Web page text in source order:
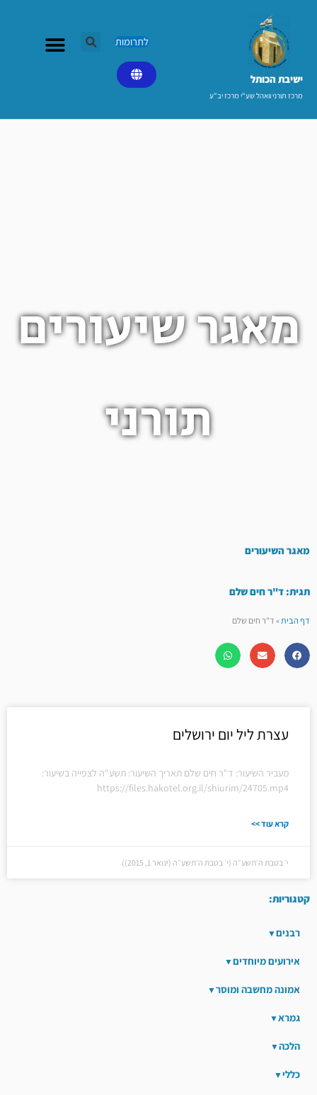
ישיבת הכותל​
מרכז תורני וואהל שע"י מרכז יב"ע
לתרומות
מאגר שיעורים
תורני
מאגר השיעורים
תגית: ד"ר חים שלם
דף הבית»ד"ר חים שלם
עצרת ליל יום ירושלים
מעביר השיעור: ד"ר חים שלם תאריך השיעור: תשע"ה לצפייה בשיעור:
https://files.hakotel.org.il/shiurim/24705.mp4
קרא עוד >>
י׳ בטבת ה׳תשע״ה (י׳ בטבת ה׳תשע״ה (ינואר 1, 2015))
קטגוריות:
רבנים
אירועים מיוחדים
אמונה מחשבה ומוסר
גמרא
הלכה
כללי